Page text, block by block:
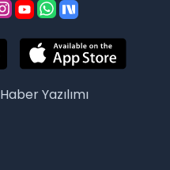
Haber Yazılımı